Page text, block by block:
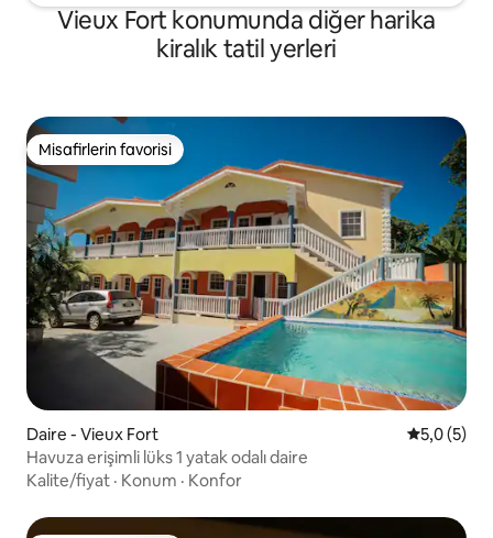
Vieux Fort konumunda diğer harika
kiralık tatil yerleri
Misafirlerin favorisi
Misafirlerin favorisi
Daire - Vieux Fort 55,0 (5)
Havuza erişimli lüks 1 yatak odalı daire
Kalite/fiyat · Konum · Konfor